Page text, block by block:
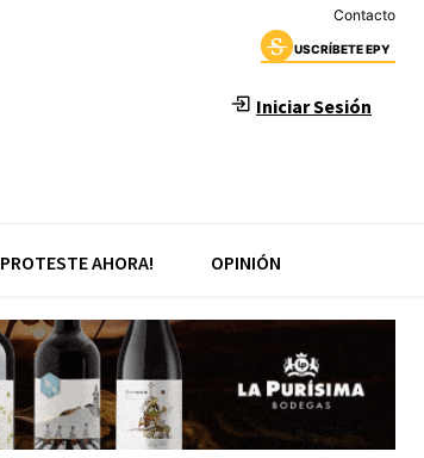
Contacto
USCRÍBETE EPY
Iniciar Sesión
PROTESTE AHORA! OPINIÓN